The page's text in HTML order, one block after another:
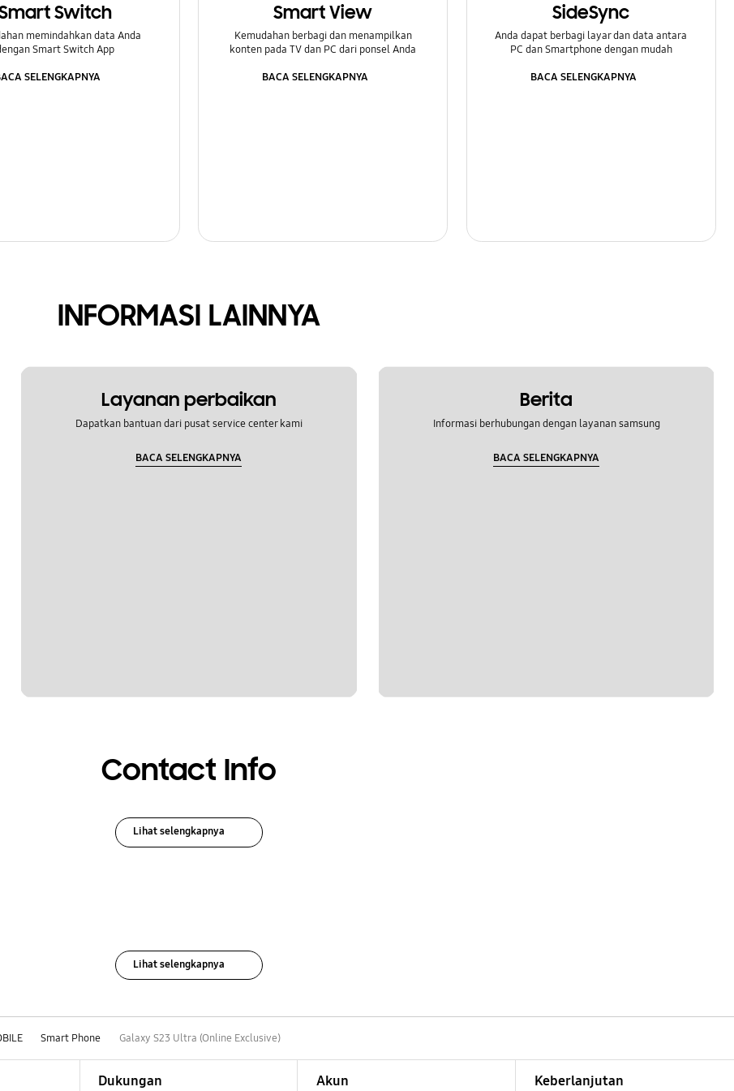
Switch
memindahkan data Anda
Smart Switch App
SELENGKAPNYA
Smart View
Kemudahan berbagi dan menampilkan
konten pada TV dan PC dari ponsel Anda
BACA SELENGKAPNYA
SideSync
Anda dapat berbagi layar dan data antara
PC dan Smartphone dengan mudah
BACA SELENGKAPNYA
INFORMASI LAINNYA
Layanan perbaikan
Dapatkan bantuan dari pusat service center kami
BACA SELENGKAPNYA
Berita
Informasi berhubungan dengan layanan samsung
BACA SELENGKAPNYA
Contact Info
Lihat selengkapnya
Lihat selengkapnya
Smart Phone Galaxy S23 Ultra (Online Exclusive)
Dukungan Akun Keberlanjutan